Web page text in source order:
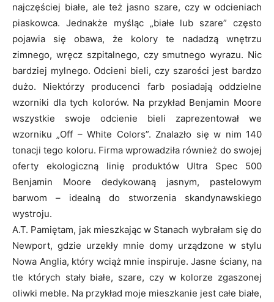
najczęściej białe, ale też jasno szare, czy w odcieniach
piaskowca. Jednakże myśląc „białe lub szare” często
pojawia się obawa, że kolory te nadadzą wnętrzu
zimnego, wręcz szpitalnego, czy smutnego wyrazu. Nic
bardziej mylnego. Odcieni bieli, czy szarości jest bardzo
dużo. Niektórzy producenci farb posiadają oddzielne
wzorniki dla tych kolorów. Na przykład Benjamin Moore
wszystkie swoje odcienie bieli zaprezentował we
wzorniku „Off – White Colors”. Znalazło się w nim 140
tonacji tego koloru. Firma wprowadziła również do swojej
oferty ekologiczną linię produktów Ultra Spec 500
Benjamin Moore dedykowaną jasnym, pastelowym
barwom – idealną do stworzenia skandynawskiego
wystroju.
A.T. Pamiętam, jak mieszkając w Stanach wybrałam się do
Newport, gdzie urzekły mnie domy urządzone w stylu
Nowa Anglia, który wciąż mnie inspiruje. Jasne ściany, na
tle których stały białe, szare, czy w kolorze zgaszonej
oliwki meble. Na przykład moje mieszkanie jest całe białe,